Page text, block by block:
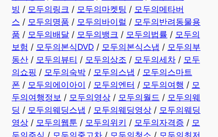
빙 / 모두의링크 / 모두의마켓팅 / 모두의메타버
스 / 모두의명품 / 모두의바이럴 / 모두의반려동물용
품 / 모두의배달 / 모두의뱅크 / 모두의법률 / 모두의
보험 / 모두의본식DVD / 모두의본식스냅 / 모두의부
동산 / 모두의뷰티 / 모두의상조 / 모두의세차 / 모두
의쇼핑 / 모두의숙박 / 모두의스냅 / 모두의스마트
폰 / 모두의에이아이 / 모두의엔터 / 모두의여행 / 모
두의여행정보 / 모두의영상 / 모두의월드 / 모두의웨
딩 / 모두의웨딩스냅 / 모두의웨딩영상 / 모두의웨딩
영상 / 모두의웹툰 / 모두의위키 / 모두의자격증 / 모
두의주식 / 모두의중고차 / 모두의청소 / 모두의최저